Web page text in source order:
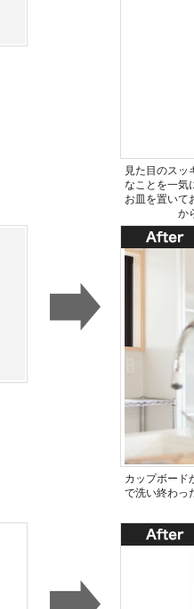
見た目のスッ
なことを一気
お皿を置いて
か
カップボード
で洗い終わっ